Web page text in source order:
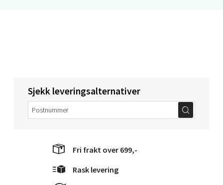
Sjekk leveringsalternativer
Fri frakt over 699,-
Rask levering
Åpent i dag 10-20
0 i butikk